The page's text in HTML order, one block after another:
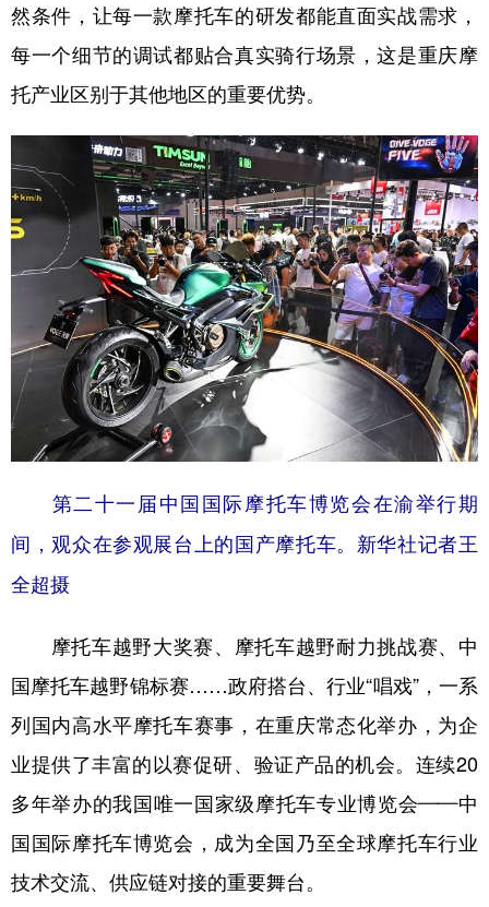
然条件，让每一款摩托车的研发都能直面实战需求，
每一个细节的调试都贴合真实骑行场景，这是重庆摩
托产业区别于其他地区的重要优势。
第二十一届中国国际摩托车博览会在渝举行期
间，观众在参观展台上的国产摩托车。新华社记者王
全超摄
摩托车越野大奖赛、摩托车越野耐力挑战赛、中
国摩托车越野锦标赛……政府搭台、行业“唱戏”，一系
列国内高水平摩托车赛事，在重庆常态化举办，为企
业提供了丰富的以赛促研、验证产品的机会。连续20
多年举办的我国唯一国家级摩托车专业博览会——中
国国际摩托车博览会，成为全国乃至全球摩托车行业
技术交流、供应链对接的重要舞台。